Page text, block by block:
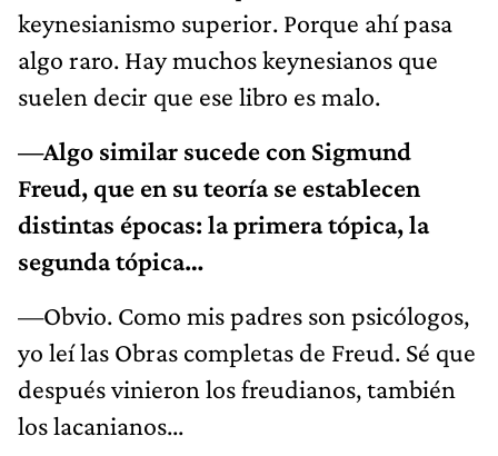
keynesianismo superior. Porque ahí pasa
algo raro. Hay muchos keynesianos que
suelen decir que ese libro es malo.
—Algo similar sucede con Sigmund
Freud, que en su teoría se establecen
distintas épocas: la primera tópica, la
segunda tópica…
—Obvio. Como mis padres son psicólogos,
yo leí las Obras completas de Freud. Sé que
después vinieron los freudianos, también
los lacanianos...